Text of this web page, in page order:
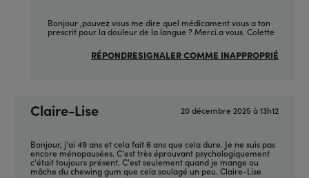
(sans
sujet)
par
Bonjour ,pouvez vous me dire quel médicament vous a ton
prescrit pour la douleur de la langue ? Merci.a vous. Colette
RÉPONDRESIGNALER COMME INAPPROPRIÉ
Claire-Lise 20 décembre 2025 à 13h12
Bonjour, j'ai 49 ans et cela fait 6 ans que cela dure. Je ne suis pas
encore ménopausées. C'est très éprouvant psychologiquement
c'était toujours présent. C'est seulement quand je mange ou
mâche du chewing gum que cela soulagé un peu. Claire-Lise